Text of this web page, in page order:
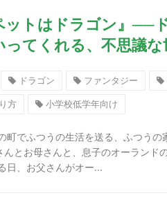
ットはドラゴン』──
ってくれる、不思議な
ドラゴン ファンタジー
方
小学校低学年向け
町でふつうの生活を送る、ふつうの
んとお母さんと、息子のオーランド
日、お父さんがオー...